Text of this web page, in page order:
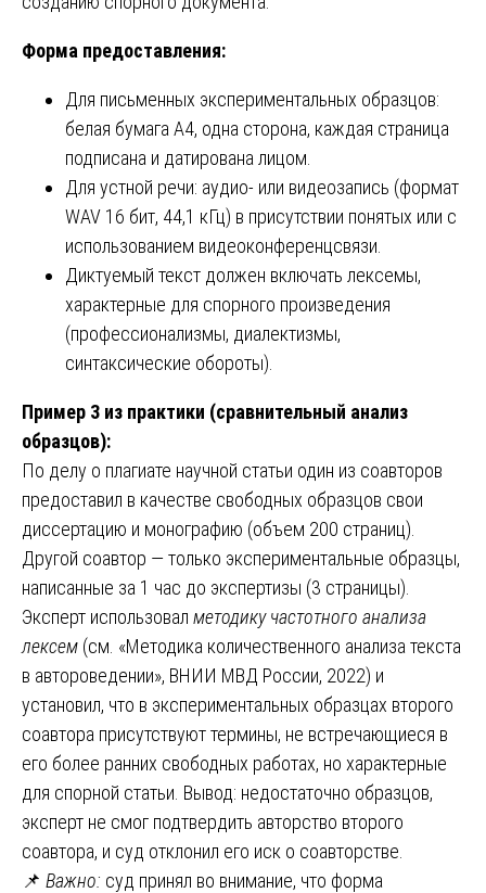
Форма предоставления:
Для письменных экспериментальных образцов:
белая бумага А4, одна сторона, каждая страница
подписана и датирована лицом.
Для устной речи: аудио- или видеозапись (формат
WAV 16 бит, 44,1 кГц) в присутствии понятых или с
использованием видеоконференцсвязи.
Диктуемый текст должен включать лексемы,
характерные для спорного произведения
(профессионализмы, диалектизмы,
синтаксические обороты).
Пример 3 из практики (сравнительный анализ
образцов):
По делу о плагиате научной статьи один из соавторов
предоставил в качестве свободных образцов свои
диссертацию и монографию (объем 200 страниц).
Другой соавтор — только экспериментальные образцы,
написанные за 1 час до экспертизы (3 страницы).
Эксперт использовал методику частотного анализа
лексем (см. «Методика количественного анализа текста
в автороведении», ВНИИ МВД России, 2022) и
установил, что в экспериментальных образцах второго
соавтора присутствуют термины, не встречающиеся в
его более ранних свободных работах, но характерные
для спорной статьи. Вывод: недостаточно образцов,
эксперт не смог подтвердить авторство второго
соавтора, и суд отклонил его иск о соавторстве.
📌 Важно: суд принял во внимание, что форма